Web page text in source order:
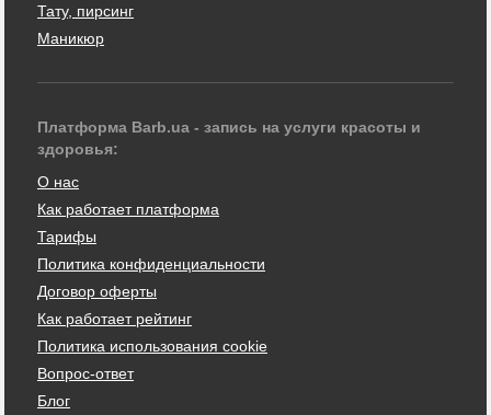
Тату, пирсинг
Маникюр
Платформа Barb.ua - запись на услуги красоты и
здоровья:
О нас
Как работает платформа
Тарифы
Политика конфиденциальности
Договор оферты
Как работает рейтинг
Политика использования cookie
Вопрос-ответ
Блог